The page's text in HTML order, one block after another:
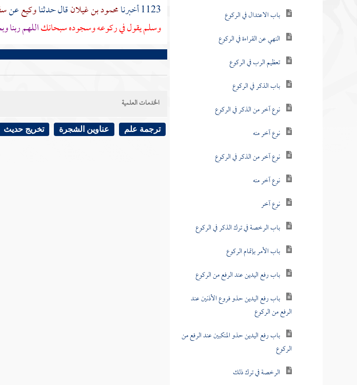
باب الاعتدال في الركوع
النهي عن القراءة في الركوع
تعظيم الرب في الركوع
باب الذكر في الركوع
نوع آخر من الذكر في الركوع
نوع آخر منه
نوع آخر من الذكر في الركوع
نوع آخر منه
نوع آخر
باب الرخصة في ترك الذكر في الركوع
باب الأمر بإتمام الركوع
باب رفع اليدين عند الرفع من الركوع
باب رفع اليدين حذو فروع الأذنين عند
الرفع من الركوع
باب رفع اليدين حذو المنكبين عند الرفع من
الركوع
الرخصة في ترك ذلك
1123 أخبرنا
محمود بن غيلانقال حدثناوكيععن
وسلم يقول في ركوعه وسجوده سبحانكاللهم ربنا
الخدمات العلمية
ترجمة علم عناوين الشجرة تخريج حديث